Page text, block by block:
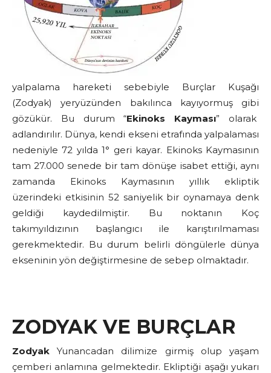
yalpalama hareketi sebebiyle Burçlar Kuşağı
(Zodyak) yeryüzünden bakılınca kayıyormuş gibi
gözükür. Bu durum “Ekinoks Kayması” olarak
adlandırılır. Dünya, kendi ekseni etrafında yalpalaması
nedeniyle 72 yılda 1° geri kayar. Ekinoks Kaymasının
tam 27.000 senede bir tam dönüşe isabet ettiği, aynı
zamanda Ekinoks Kaymasının yıllık ekliptik
üzerindeki etkisinin 52 saniyelik bir oynamaya denk
geldiği kaydedilmiştir. Bu noktanın Koç
takımyıldızının başlangıcı ile karıştırılmaması
gerekmektedir. Bu durum belirli döngülerle dünya
ekseninin yön değiştirmesine de sebep olmaktadır.
ZODYAK VE BURÇLAR
Zodyak Yunancadan dilimize girmiş olup yaşam
çemberi anlamına gelmektedir. Ekliptiği aşağı yukarı